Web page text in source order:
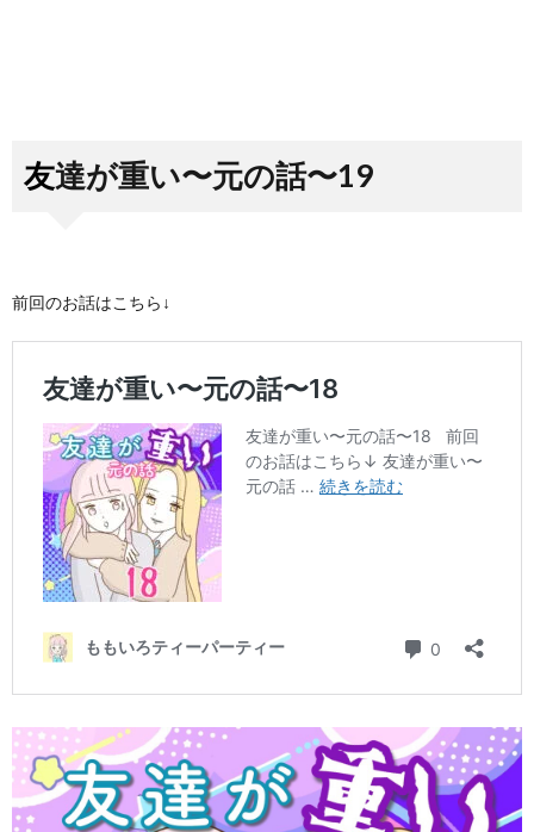
友達が重い〜元の話〜19
前回のお話はこちら↓